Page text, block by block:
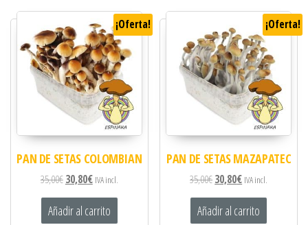
¡Oferta!
PAN DE SETAS COLOMBIAN
35,00€30,80€ IVA incl.
Añadir al carrito
¡Oferta!
PAN DE SETAS MAZAPATEC
35,00€30,80€ IVA incl.
Añadir al carrito